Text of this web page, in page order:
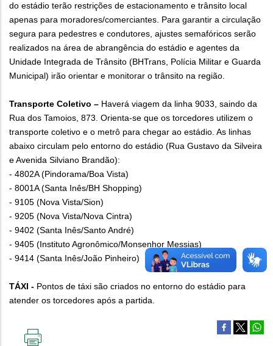
do estádio terão restrições de estacionamento e trânsito local
apenas para moradores/comerciantes. Para garantir a circulação
segura para pedestres e condutores, ajustes semafóricos serão
realizados na área de abrangência do estádio e agentes da
Unidade Integrada de Trânsito (BHTrans, Polícia Militar e Guarda
Municipal) irão orientar e monitorar o trânsito na região.
Transporte Coletivo – Haverá viagem da linha 9033, saindo da
Rua dos Tamoios, 873. Orienta-se que os torcedores utilizem o
transporte coletivo e o metrô para chegar ao estádio. As linhas
abaixo circulam pelo entorno do estádio (Rua Gustavo da Silveira
e Avenida Silviano Brandão):
- 4802A (Pindorama/Boa Vista)
- 8001A (Santa Inês/BH Shopping)
- 9105 (Nova Vista/Sion)
- 9205 (Nova Vista/Nova Cintra)
- 9402 (Santa Inês/Santo André)
- 9405 (Instituto Agronômico/Monsenhor Messias)
- 9414 (Santa Inês/João Pinheiro)
TÁXI - Pontos de táxi são criados no entorno do estádio para
atender os torcedores após a partida.